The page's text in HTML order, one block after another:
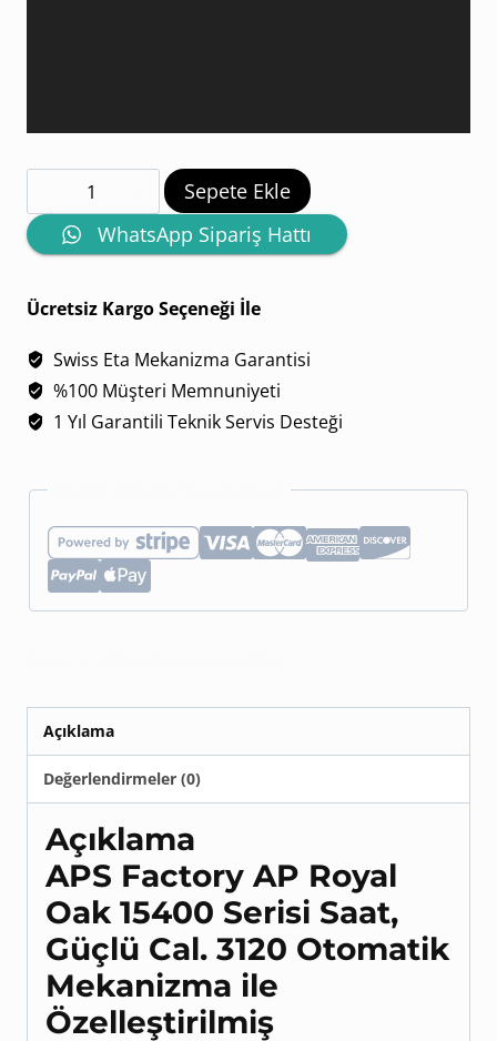
APS
Factory
Audemars
Oak
15400ST.OO.1220ST.01
Siyah
Sepete Ekle
WhatsApp Sipariş Hattı
Ücretsiz Kargo Seçeneği İle
Swiss Eta Mekanizma Garantisi
%100 Müşteri Memnuniyeti
1 Yıl Garantili Teknik Servis Desteği
Açıklama
Değerlendirmeler (0)
Açıklama
APS Factory AP Royal
Oak 15400 Serisi Saat,
Güçlü Cal. 3120 Otomatik
Mekanizma ile
Özelleştirilmiş